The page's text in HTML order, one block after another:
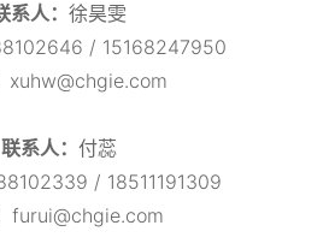
系人： 徐昊雯
/ 15168247950
xuhw@chgie.com
联系人： 付蕊
/ 18511191309
furui@chgie.com